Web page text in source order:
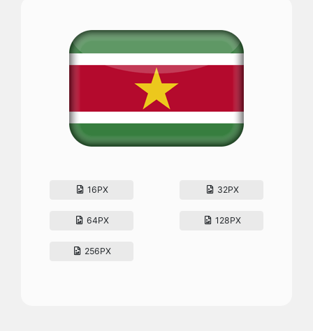
16PX 32PX
64PX 128PX
256PX